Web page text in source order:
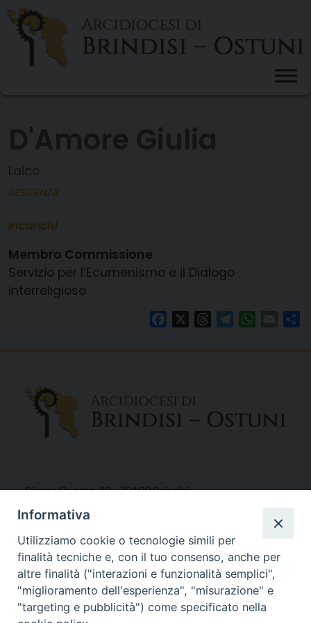
Skip
content
Laico
RESIDENZA:
Incarichi
Membro Commissione
Servizio per l’Ecumenismo e il Dialogo
interreligioso
FacebookThreadsTelegram Email
Piazza Duomo, 12 - 72100 Brindisi
Tel 0831.521958
Fax 0831.528315
Orari Curia
Mar. / Mer. / Giov. ore 9 - 13
Informativa
Utilizziamo cookie o tecnologie simili per
finalità tecniche e, con il tuo consenso, anche per
altre finalità ("interazioni e funzionalità semplici",
"miglioramento dell'esperienza", "misurazione" e
"targeting e pubblicità") come specificato nella